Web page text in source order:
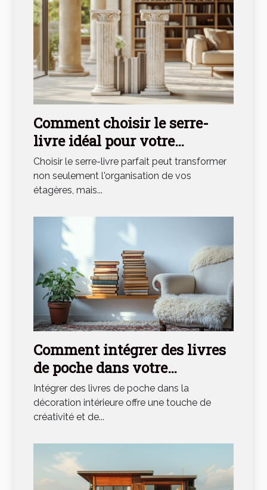
Comment choisir le serre-
livre idéal pour votre
bibliothèque ?
Choisir le serre-livre parfait peut transformer
non seulement l'organisation de vos
étagères, mais...
Comment intégrer des livres
de poche dans votre
décoration intérieure
Intégrer des livres de poche dans la
décoration intérieure offre une touche de
créativité et de...